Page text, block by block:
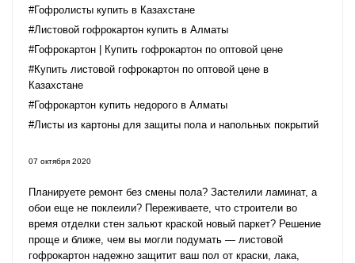
#Гофролисты купить в Казахстане
#Листовой гофрокартон купить в Алматы
#Гофрокартон | Купить гофрокартон по оптовой цене
#Купить листовой гофрокартон по оптовой цене в
Казахстане
#Гофрокартон купить недорого в Алматы
#Листы из картоны для защиты пола и напольных покрытий
07 октября 2020
Планируете ремонт без смены пола? Застелили ламинат, а
обои еще не поклеили? Переживаете, что строители во
время отделки стен зальют краской новый паркет? Решение
проще и ближе, чем вы могли подумать — листовой
гофрокартон надежно защитит ваш пол от краски, лака,